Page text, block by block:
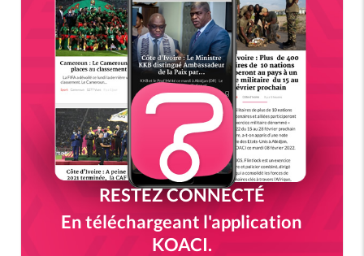
RESTEZ CONNECTÉ
En téléchargeant l'application
KOACI.